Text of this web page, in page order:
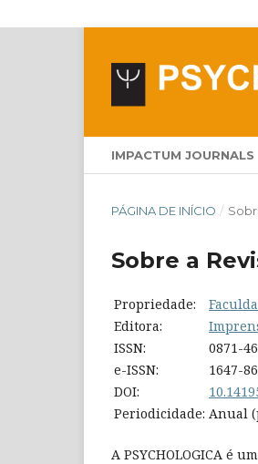
IMPACTUM JOURNALS
PÁGINA DE INÍCIO /
Sobre a
Propriedade:
Editora:
ISSN:
0871-
e-ISSN:
1647-
DOI:
Periodicidade: Anual
A PSYCHOLOGICA é